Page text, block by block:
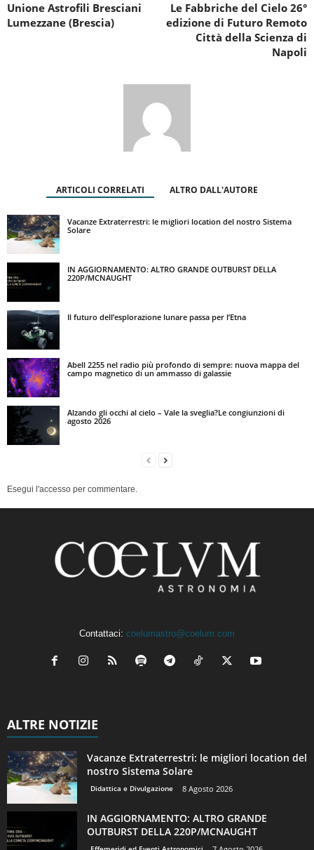
Unione Astrofili Bresciani
Lumezzane (Brescia)
Le Fabbriche del Cielo 26°
edizione di Futuro Remoto
Città della Scienza di
Napoli
ARTICOLI CORRELATI ALTRO DALL'AUTORE
Vacanze Extraterrestri: le migliori location del nostro Sistema
Solare
IN AGGIORNAMENTO: ALTRO GRANDE OUTBURST DELLA
220P/MCNAUGHT
Il futuro dell’esplorazione lunare passa per l’Etna
Abell 2255 nel radio più profondo di sempre: nuova mappa del
campo magnetico di un ammasso di galassie
Alzando gli occhi al cielo – Vale la sveglia?Le congiunzioni di
agosto 2026
Esegui l'accesso per commentare.
Contattaci: coelumastro@coelum.com
ALTRE NOTIZIE
Vacanze Extraterrestri: le migliori location del
nostro Sistema Solare
Didattica e Divulgazione 8 Agosto 2026
IN AGGIORNAMENTO: ALTRO GRANDE
OUTBURST DELLA 220P/MCNAUGHT